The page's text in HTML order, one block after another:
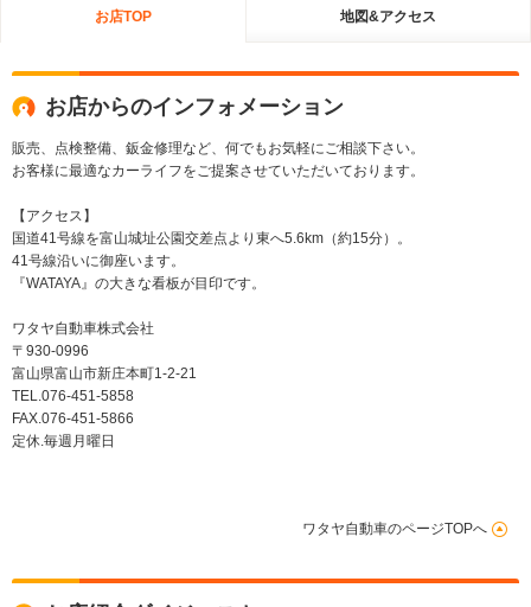
お店TOP 地図&アクセス
お店からのインフォメーション
販売、点検整備、鈑金修理など、何でもお気軽にご相談下さい。
お客様に最適なカーライフをご提案させていただいております。
【アクセス】
国道41号線を富山城址公園交差点より東へ5.6km（約15分）。
41号線沿いに御座います。
『WATAYA』の大きな看板が目印です。
ワタヤ自動車株式会社
〒930-0996
富山県富山市新庄本町1-2-21
TEL.076-451-5858
FAX.076-451-5866
定休.毎週月曜日
ワタヤ自動車のページTOPへ